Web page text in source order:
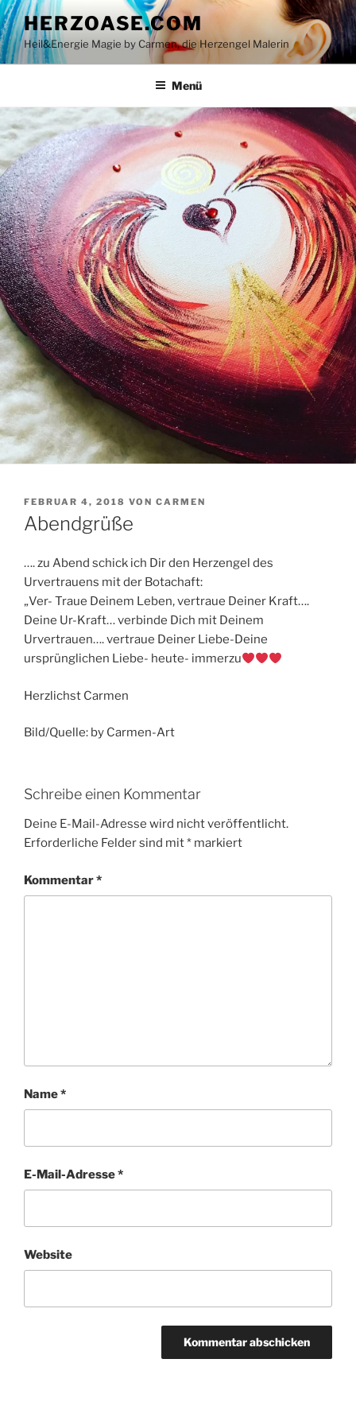
Zum
Inhalt
springen
HERZOASE.COM
Heil&Energie Magie by Carmen, die Herzengel Malerin
Menü
VERÖFFENTLICHT
AM
FEBRUAR 4, 2018 VON CARMEN
Abendgrüße
…. zu Abend schick ich Dir den Herzengel des
Urvertrauens mit der Botachaft:
„Ver- Traue Deinem Leben, vertraue Deiner Kraft….
Deine Ur-Kraft… verbinde Dich mit Deinem
Urvertrauen…. vertraue Deiner Liebe-Deine
ursprünglichen Liebe- heute- immerzu
Herzlichst Carmen
Bild/Quelle: by Carmen-Art
Schreibe einen Kommentar
Deine E-Mail-Adresse wird nicht veröffentlicht.
Erforderliche Felder sind mit* markiert
Kommentar*
Name*
E-Mail-Adresse*
Website